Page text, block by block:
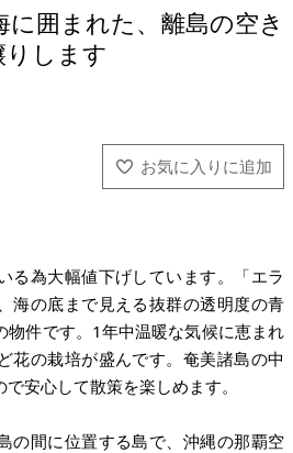
囲まれた、離島の空き
します
る為大幅値下げしています。「エラ
海の底まで見える抜群の透明度の青
物件です。1年中温暖な気候に恵まれ
花の栽培が盛んです。奄美諸島の中
安心して散策を楽しめます。
の間に位置する島で、沖縄の那覇空